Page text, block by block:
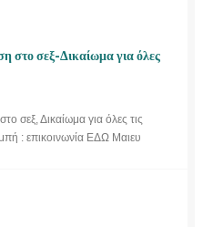
στο σεξ-Δικαίωμα για όλες
σεξ, Δικαίωμα για όλες τις
: επικοινωνία ΕΔΩ Μαιευ